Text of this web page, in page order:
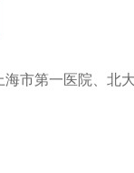
市第一医院、北